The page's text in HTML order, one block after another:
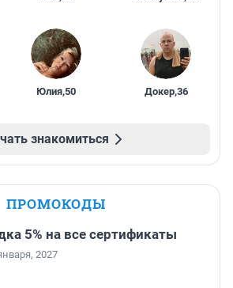
Юлия,50 Докер,36
знакомиться
ПРОМОКОДЫ
5% на все сертификаты
2027